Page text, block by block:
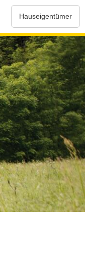
Hauseigentümer